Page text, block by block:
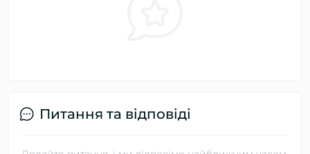
Питання та відповіді